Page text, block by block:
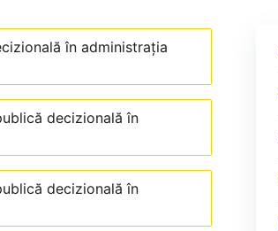
în administraţia
decizională în
decizională în